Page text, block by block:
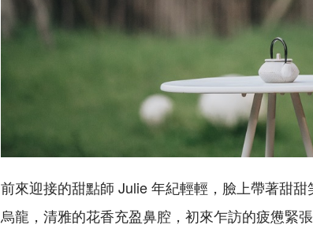
前來迎接的甜點師 Julie 年紀輕輕，臉上帶著甜
烏龍，清雅的花香充盈鼻腔，初來乍訪的疲憊緊